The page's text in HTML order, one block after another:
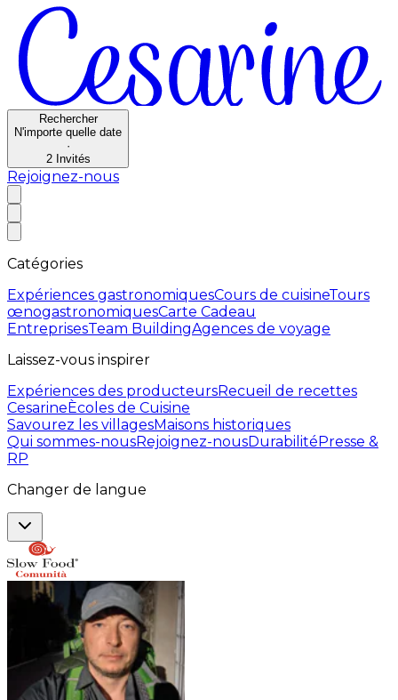
Rechercher
N'importe quelle date
·
2 Invités
Rejoignez-nous
Catégories
Expériences gastronomiquesCours de cuisineTours
œnogastronomiquesCarte Cadeau
EntreprisesTeam BuildingAgences de voyage
Laissez-vous inspirer
Expériences des producteursRecueil de recettes
CesarineÈcoles de Cuisine
Savourez les villagesMaisons historiques
Qui sommes-nousRejoignez-nousDurabilitéPresse &
RP
Changer de langue